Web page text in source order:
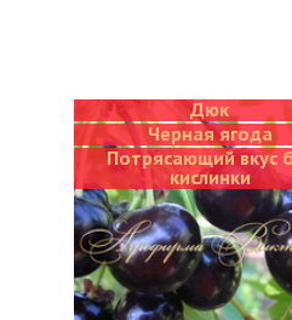
Дюк
Черная ягода
Потрясающий вкус
кислинки